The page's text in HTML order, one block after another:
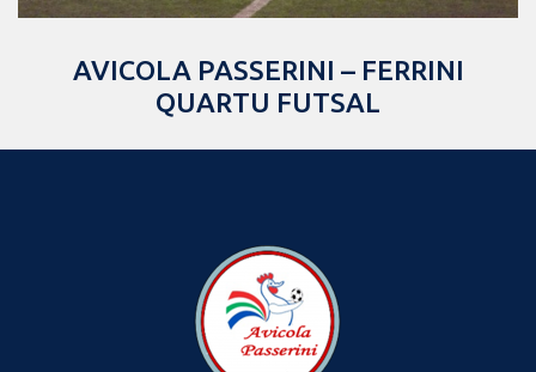
AVICOLA PASSERINI – FERRINI
QUARTU FUTSAL